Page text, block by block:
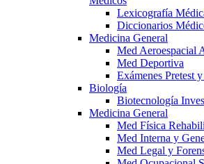
Lexicografía
Diccionarios
Medicina General
Med Aeroespacial
Med Deportiva
Exámenes Pretest
Biología
Biotecnología
Medicina General
Med Física
Med Interna y
Med Legal y